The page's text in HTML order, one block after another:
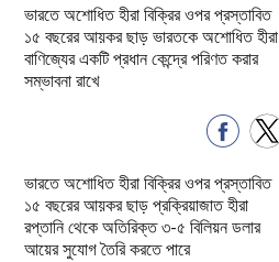
ভারতে অশোধিত হীরা বিক্রির ওপর প্রস্তাবিত
১৫ বছরের আয়কর ছাড় ভারতকে অশোধিত হীরা
বাণিজ্যের একটি প্রধান কেন্দ্রে পরিণত করার
সম্ভাবনা রাখে
ভারতে অশোধিত হীরা বিক্রির ওপর প্রস্তাবিত
১৫ বছরের আয়কর ছাড় প্রক্রিয়াজাত হীরা
রপ্তানি থেকে অতিরিক্ত ৩-৫ বিলিয়ন ডলার
আয়ের সুযোগ তৈরি করতে পারে